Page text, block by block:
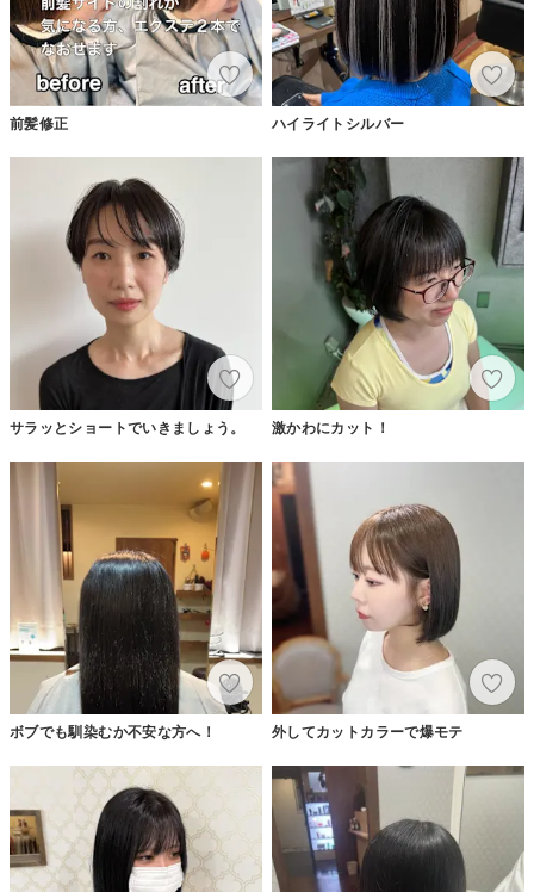
前髪修正 ハイライトシルバー
サラッとショートでいきましょう。 激かわにカット！
ボブでも馴染むか不安な方へ！ 外してカットカラーで爆モテ